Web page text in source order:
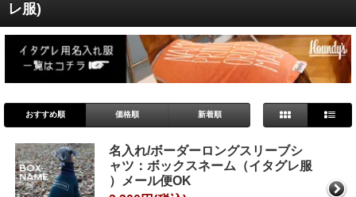
レ服)
おすすめ順 価格順 新着順
名入れ/ボーダーロングスリーブシ
ャツ：ボックスネーム（イタグレ服
）メール便OK